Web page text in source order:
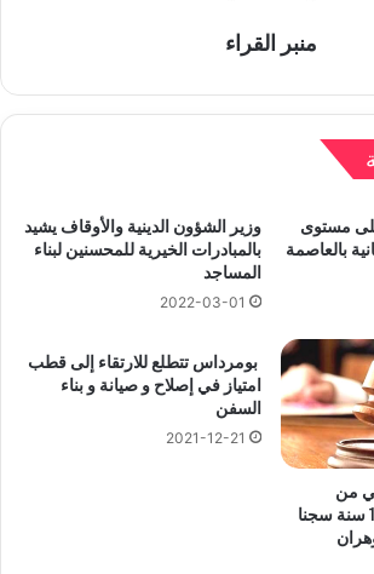
منبر القراء
مستوى
بالعاصمة
وزير الشؤون الدينية والأوقاف يشيد
بالمبادرات الخيرية للمحسنين لبناء
المساجد
2022-03-01
من
اضطرابات نفسية …15 سنة سجنا
بومرداس تتطلع للارتقاء إلى قطب
امتياز في إصلاح و صيانة و بناء
السفن
2021-12-21